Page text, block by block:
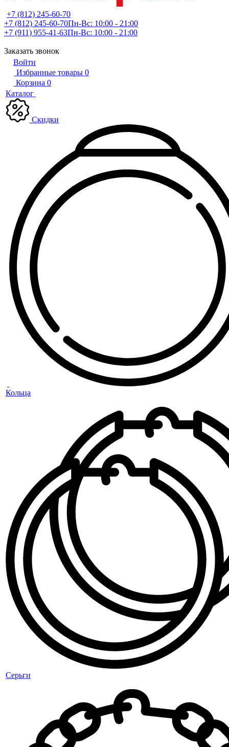
+7 (812) 245-60-70
+7 (812) 245-60-70Пн-Вс: 10:00 - 21:00
+7 (911) 955-41-63Пн-Вс: 10:00 - 21:00
Заказать звонок
Войти
Избранные товары 0
Корзина 0
Каталог
Скидки
Кольца
Серьги